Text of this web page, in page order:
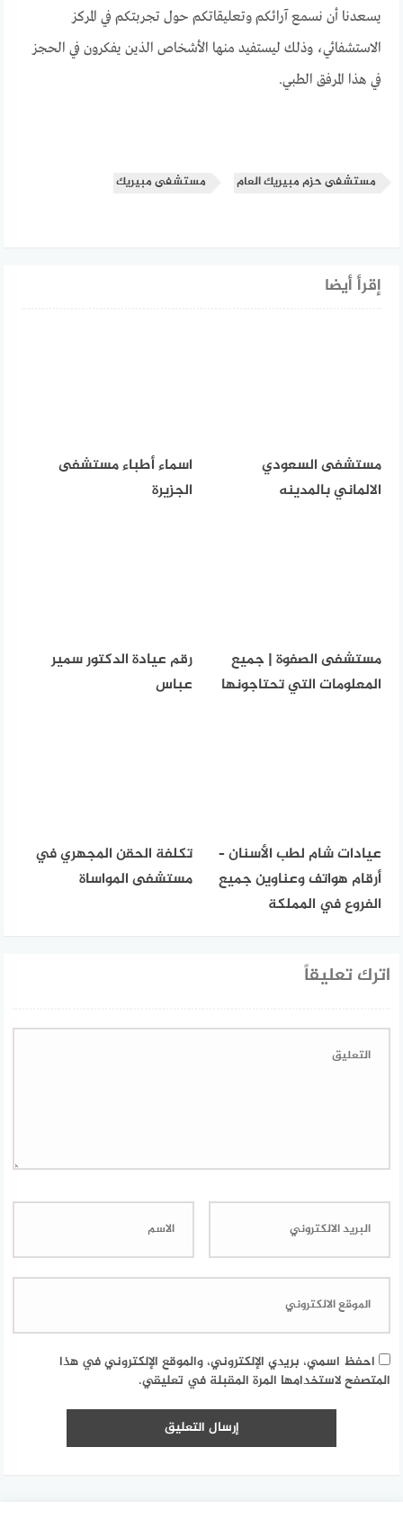
يسعدنا أن نسمع آرائكم وتعليقاتكم حول تجربتكم في المركز
الاستشفائي، وذلك ليستفيد منها الأشخاص الذين يفكرون في الحجز
في هذا المرفق الطبي.
مستشفى حزم مبيريك العام مستشفى مبيريك
إقرأ أيضا
مستشفى السعودي
الالماني بالمدينه
اسماء أطباء مستشفى
الجزيرة
مستشفى الصفوة | جميع
المعلومات التي تحتاجونها
رقم عيادة الدكتور سمير
عباس
عيادات شام لطب الأسنان –
أرقام هواتف وعناوين جميع
الفروع في المملكة
تكلفة الحقن المجهري في
مستشفى المواساة
اترك تعليقاً
احفظ اسمي، بريدي الإلكتروني، والموقع الإلكتروني في هذا
المتصفح لاستخدامها المرة المقبلة في تعليقي.